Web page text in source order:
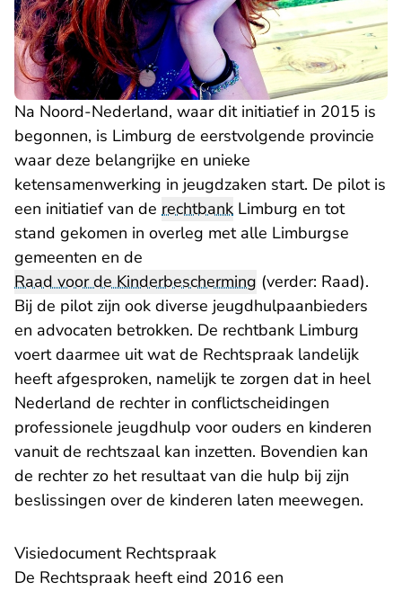
Na Noord-Nederland, waar dit initiatief in 2015 is
begonnen, is Limburg de eerstvolgende provincie
waar deze belangrijke en unieke
ketensamenwerking in jeugdzaken start. De pilot is
een initiatief van de rechtbank Limburg en tot
stand gekomen in overleg met alle Limburgse
gemeenten en de
Raad voor de Kinderbescherming (verder: Raad).
Bij de pilot zijn ook diverse jeugdhulpaanbieders
en advocaten betrokken. De rechtbank Limburg
voert daarmee uit wat de Rechtspraak landelijk
heeft afgesproken, namelijk te zorgen dat in heel
Nederland de rechter in conflictscheidingen
professionele jeugdhulp voor ouders en kinderen
vanuit de rechtszaal kan inzetten. Bovendien kan
de rechter zo het resultaat van die hulp bij zijn
beslissingen over de kinderen laten meewegen.
Visiedocument Rechtspraak
De Rechtspraak heeft eind 2016 een